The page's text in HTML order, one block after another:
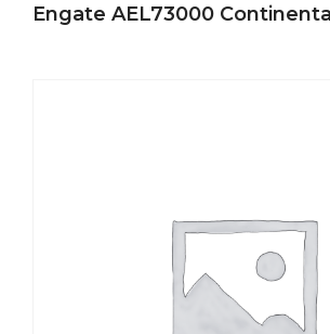
Engate AEL73000